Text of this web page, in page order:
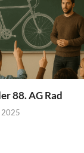
88. AG Rad
2025